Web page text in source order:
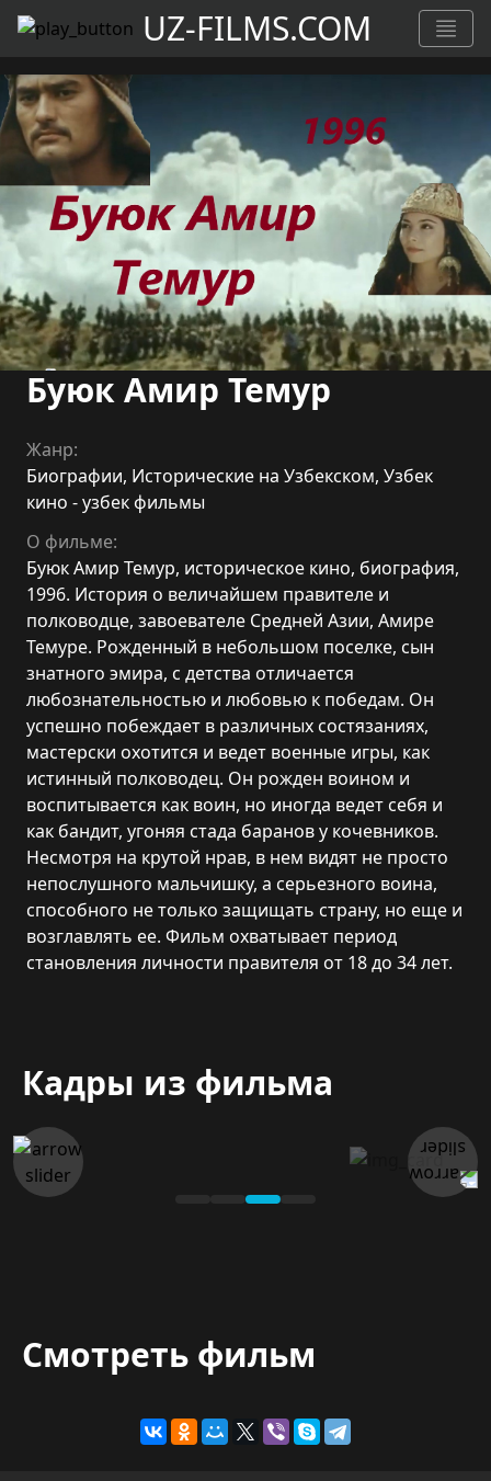
UZ-FILMS.COM
Буюк Амир Темур
Жанр:
Биографии, Исторические на Узбекском, Узбек
кино - узбек фильмы
О фильме:
Буюк Амир Темур, историческое кино, биография,
1996. История о величайшем правителе и
полководце, завоевателе Средней Азии, Амире
Темуре. Рожденный в небольшом поселке, сын
знатного эмира, с детства отличается
любознательностью и любовью к победам. Он
успешно побеждает в различных состязаниях,
мастерски охотится и ведет военные игры, как
истинный полководец. Он рожден воином и
воспитывается как воин, но иногда ведет себя и
как бандит, угоняя стада баранов у кочевников.
Несмотря на крутой нрав, в нем видят не просто
непослушного мальчишку, а серьезного воина,
способного не только защищать страну, но еще и
возглавлять ее. Фильм охватывает период
становления личности правителя от 18 до 34 лет.
Кадры из фильма
Смотреть фильм